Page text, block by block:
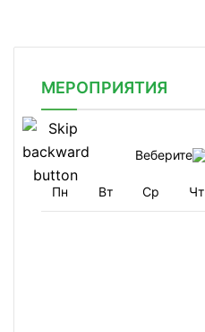
МЕРОПРИЯТИЯ
Веберите
Пн Вт Ср Чт